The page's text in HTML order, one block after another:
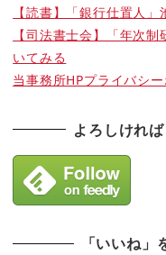
【読書】「銀行仕置人
【司法書士会】「年次
いてみる
当事務所HPプライバシ
よろしけれ
「いいね」